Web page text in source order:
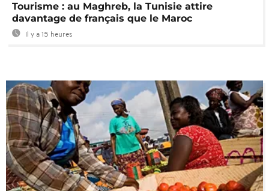
Tourisme : au Maghreb, la Tunisie attire
davantage de français que le Maroc
Il y a 15 heures